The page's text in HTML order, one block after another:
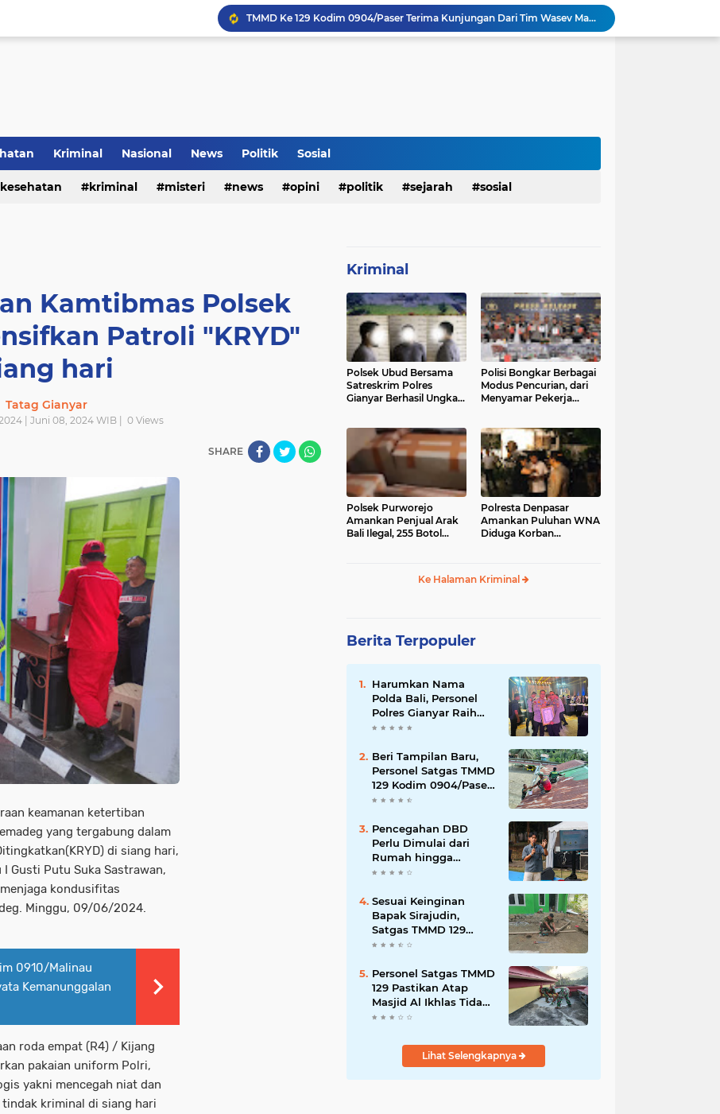
TMMD Ke 129 Kodim 0904/Paser Terima Kunjungan Dari Tim Wasev Mabesad
Personel Satgas TMMD 129 Kodim 0904/Paser Ciptakan Lingkungan Bersih
Rumah Bapak Sirajudin Masuk Fase Finishing Sebelum Diserahkan
Kriminal Nasional News Politik Sosial
kesehatan kriminal misteri news opini politik sejarah sosial
Kamtibmas Polsek
Patroli "KRYD"
hari
Tatag Gianyar
| Juni 08, 2024 WIB | 0 Views
SHARE
keamanan ketertiban
yang tergabung dalam
di siang hari,
Gusti Putu Suka Sastrawan,
kondusifitas
Minggu, 09/06/2024.
0910/Malinau
Kemanunggalan
roda empat (R4) / Kijang
pakaian uniform Polri,
yakni mencegah niat dan
kriminal di siang hari
Kriminal
Polsek Ubud Bersama
Satreskrim Polres
Gianyar Berhasil Ungkap
Polisi Bongkar Berbagai
Modus Pencurian, dari
Menyamar Pekerja
Polsek Purworejo
Amankan Penjual Arak
Bali Ilegal, 255 Botol
Polresta Denpasar
Amankan Puluhan WNA
Diduga Korban
Ke Halaman Kriminal
Berita Terpopuler
Harumkan Nama
Polda Bali, Personel
Polres Gianyar Raih
Penghargaan
Beri Tampilan Baru,
Personel Satgas TMMD
129 Kodim 0904/Paser
Cat Atap Rumah
Pencegahan DBD
Perlu Dimulai dari
Rumah hingga
Lingkungan Sekolah
Sesuai Keinginan
Bapak Sirajudin,
Satgas TMMD 129
Ubah Tampilan
Personel Satgas TMMD
129 Pastikan Atap
Masjid Al Ikhlas Tidak
Bocor Lagi
Lihat Selengkapnya